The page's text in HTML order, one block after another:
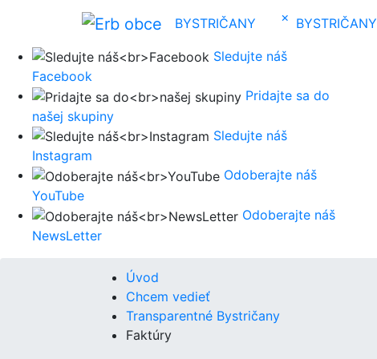
BYSTRIČANY × BYSTRIČANY
Sledujte náš
Facebook
Pridajte sa do
našej skupiny
Sledujte náš
Instagram
Odoberajte náš
YouTube
Odoberajte náš
NewsLetter
Úvod
Chcem vedieť
Transparentné Bystričany
Faktúry